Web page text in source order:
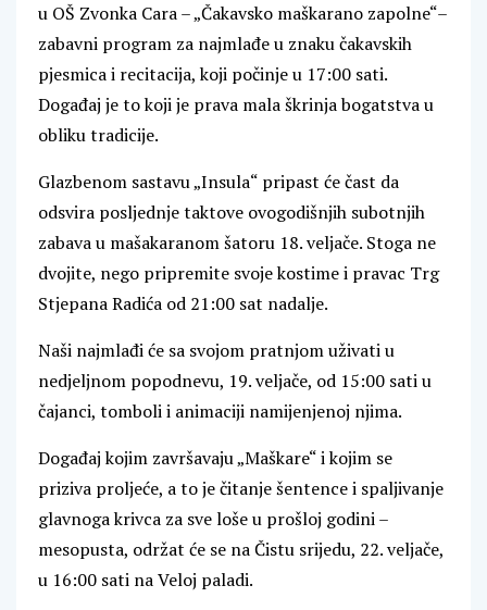
u OŠ Zvonka Cara – „Čakavsko maškarano zapolne“–
zabavni program za najmlađe u znaku čakavskih
pjesmica i recitacija, koji počinje u 17:00 sati.
Događaj je to koji je prava mala škrinja bogatstva u
obliku tradicije.
Glazbenom sastavu „Insula“ pripast će čast da
odsvira posljednje taktove ovogodišnjih subotnjih
zabava u mašakaranom šatoru 18. veljače. Stoga ne
dvojite, nego pripremite svoje kostime i pravac Trg
Stjepana Radića od 21:00 sat nadalje.
Naši najmlađi će sa svojom pratnjom uživati u
nedjeljnom popodnevu, 19. veljače, od 15:00 sati u
čajanci, tomboli i animaciji namijenjenoj njima.
Događaj kojim završavaju „Maškare“ i kojim se
priziva proljeće, a to je čitanje šentence i spaljivanje
glavnoga krivca za sve loše u prošloj godini –
mesopusta, održat će se na Čistu srijedu, 22. veljače,
u 16:00 sati na Veloj paladi.